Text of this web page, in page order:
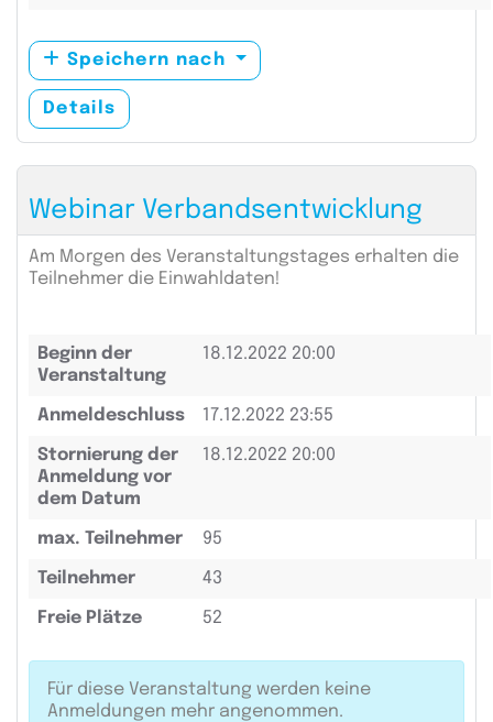
Speichern nach
Details
Webinar Verbandsentwicklung
Am Morgen des Veranstaltungstages erhalten die
Teilnehmer die Einwahldaten!
Beginn der
Veranstaltung
18.12.2022 20:00
Anmeldeschluss 17.12.2022 23:55
Stornierung der
Anmeldung vor
dem Datum
18.12.2022 20:00
max. Teilnehmer 95
Teilnehmer 43
Freie Plätze 52
Für diese Veranstaltung werden keine
Anmeldungen mehr angenommen.